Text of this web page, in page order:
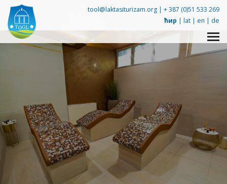
tool@laktasiturizam.org | + 387 (0)51 533 269
ћир | lat | en | de